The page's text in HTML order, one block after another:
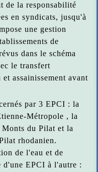
de la responsabilité
en syndicats, jusqu'à
une gestion
de
dans le schéma
le transfert
assainissement avant
par 3 EPCI : la
Métropole , la
Monts du Pilat et la
rhodanien.
de l'eau et de
d'une EPCI à l'autre :